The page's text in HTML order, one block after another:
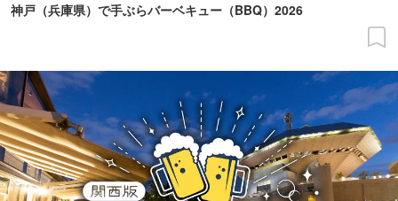
神戸（兵庫県）で手ぶらバーベキュー（BBQ）2026